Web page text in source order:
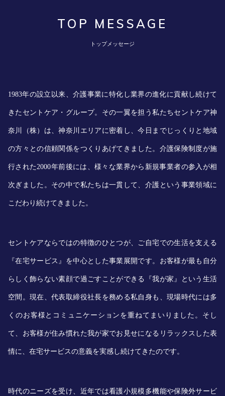
数字で見るセントケア神奈川
事業所紹介
サービス紹介
お知らせ
動画で見る
お問合せ･応募
求人案件
TOP MESSAGE
トップメッセージ
1983年の設立以来、介護事業に特化し業界の進化に貢献し続けて
きたセントケア・グループ。その一翼を担う私たちセントケア神
奈川（株）は、神奈川エリアに密着し、今日までじっくりと地域
の方々との信頼関係をつくりあげてきました。介護保険制度が施
行された2000年前後には、様々な業界から新規事業者の参入が相
次ぎました。その中で私たちは一貫して、介護という事業領域に
こだわり続けてきました。
セントケアならではの特徴のひとつが、ご自宅での生活を支える
『在宅サービス』を中心とした事業展開です。お客様が最も自分
らしく飾らない素顔で過ごすことができる『我が家』という生活
空間。現在、代表取締役社長を務める私自身も、現場時代には多
くのお客様とコミュニケーションを重ねてまいりました。そし
て、お客様が住み慣れた我が家でお見せになるリラックスした表
情に、在宅サービスの意義を実感し続けてきたのです。
時代のニーズを受け、近年では看護小規模多機能や保険外サービ